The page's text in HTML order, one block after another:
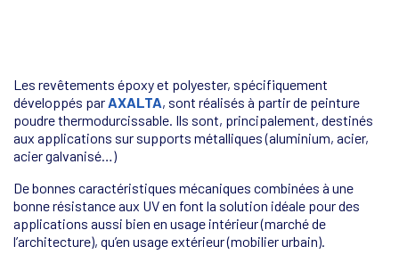
Les revêtements époxy et polyester, spécifiquement
développés par AXALTA, sont réalisés à partir de peinture
poudre thermodurcissable. Ils sont, principalement, destinés
aux applications sur supports métalliques (aluminium, acier,
acier galvanisé…)
De bonnes caractéristiques mécaniques combinées à une
bonne résistance aux UV en font la solution idéale pour des
applications aussi bien en usage intérieur (marché de
l’architecture), qu’en usage extérieur (mobilier urbain).